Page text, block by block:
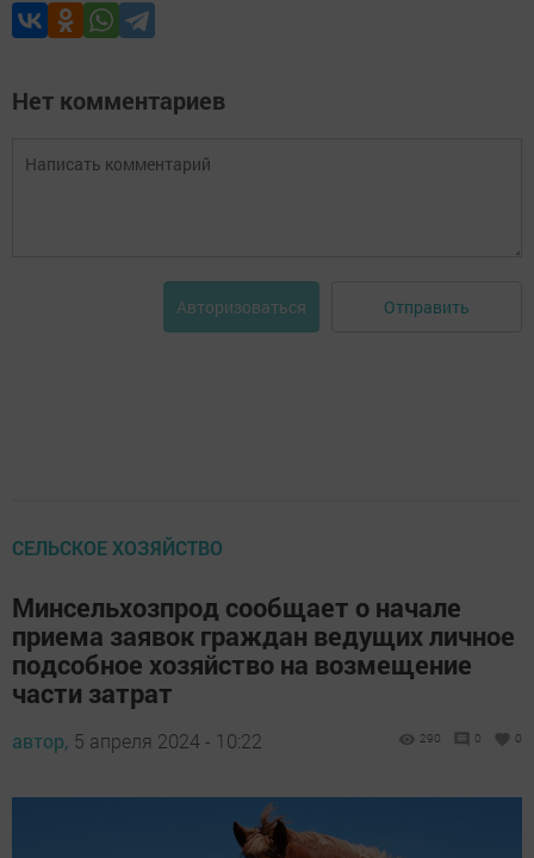
Нет комментариев
Авторизоваться Отправить
СЕЛЬСКОЕ ХОЗЯЙСТВО
Минсельхозпрод сообщает о начале
приема заявок граждан ведущих личное
подсобное хозяйство на возмещение
части затрат
автор, 5 апреля 2024 - 10:22 290 0 0